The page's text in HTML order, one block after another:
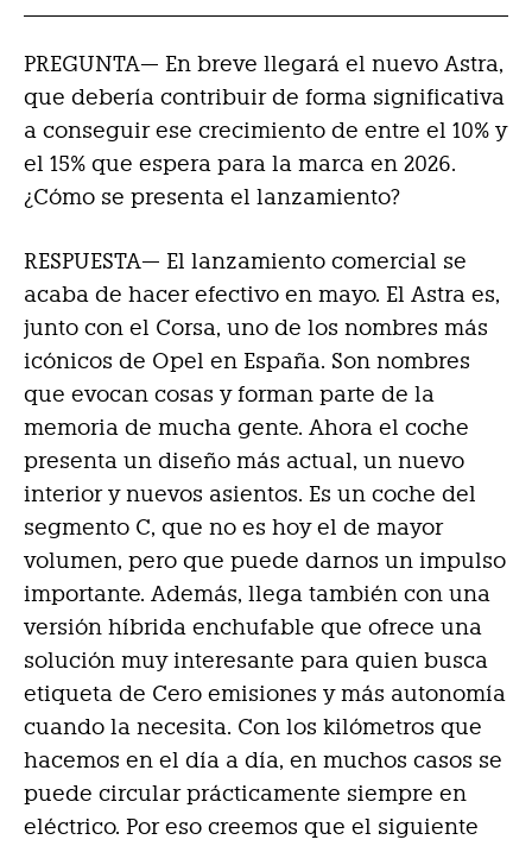
PREGUNTA— En breve llegará el nuevo Astra,
que debería contribuir de forma significativa
a conseguir ese crecimiento de entre el 10% y
el 15% que espera para la marca en 2026.
¿Cómo se presenta el lanzamiento?
RESPUESTA— El lanzamiento comercial se
acaba de hacer efectivo en mayo. El Astra es,
junto con el Corsa, uno de los nombres más
icónicos de Opel en España. Son nombres
que evocan cosas y forman parte de la
memoria de mucha gente. Ahora el coche
presenta un diseño más actual, un nuevo
interior y nuevos asientos. Es un coche del
segmento C, que no es hoy el de mayor
volumen, pero que puede darnos un impulso
importante. Además, llega también con una
versión híbrida enchufable que ofrece una
solución muy interesante para quien busca
etiqueta de Cero emisiones y más autonomía
cuando la necesita. Con los kilómetros que
hacemos en el día a día, en muchos casos se
puede circular prácticamente siempre en
eléctrico. Por eso creemos que el siguiente